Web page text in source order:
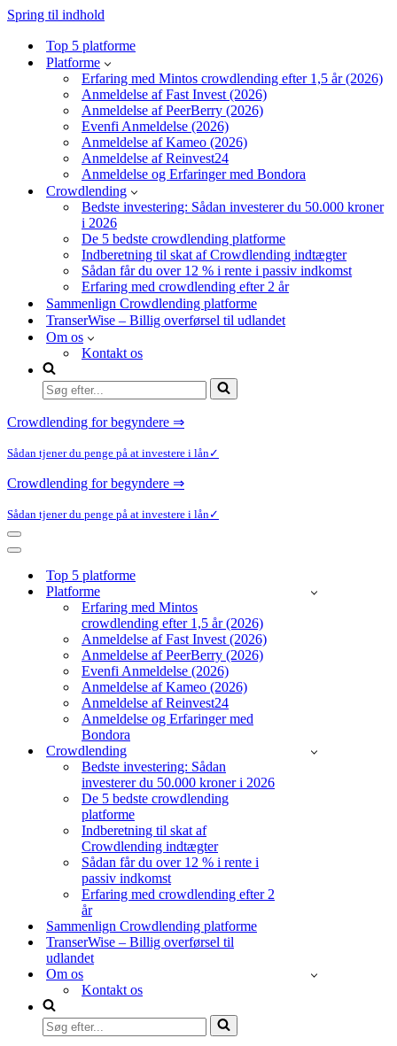
Spring til indhold
Top 5 platforme
Platforme
Erfaring med Mintos crowdlending efter 1,5 år (2026)
Anmeldelse af Fast Invest (2026)
Anmeldelse af PeerBerry (2026)
Evenfi Anmeldelse (2026)
Anmeldelse af Kameo (2026)
Anmeldelse af Reinvest24
Anmeldelse og Erfaringer med Bondora
Crowdlending
Bedste investering: Sådan investerer du 50.000 kroner
i 2026
De 5 bedste crowdlending platforme
Indberetning til skat af Crowdlending indtægter
Sådan får du over 12 % i rente i passiv indkomst
Erfaring med crowdlending efter 2 år
Sammenlign Crowdlending platforme
TranserWise – Billig overførsel til udlandet
Om os
Kontakt os
Søg
efter...
Crowdlending for begyndere ⇒
Sådan tjener du penge på at investere i lån✓
Crowdlending for begyndere ⇒
Sådan tjener du penge på at investere i lån✓
Navigation
menu
Navigation
Top 5 platforme
Platforme
Erfaring med Mintos
crowdlending efter 1,5 år (2026)
Anmeldelse af Fast Invest (2026)
Anmeldelse af PeerBerry (2026)
Evenfi Anmeldelse (2026)
Anmeldelse af Kameo (2026)
Anmeldelse af Reinvest24
Anmeldelse og Erfaringer med
Bondora
Crowdlending
Bedste investering: Sådan
investerer du 50.000 kroner i 2026
De 5 bedste crowdlending
platforme
Indberetning til skat af
Crowdlending indtægter
Sådan får du over 12 % i rente i
passiv indkomst
Erfaring med crowdlending efter 2
år
Sammenlign Crowdlending platforme
TranserWise – Billig overførsel til
udlandet
Om os
Kontakt os
Søg
efter...